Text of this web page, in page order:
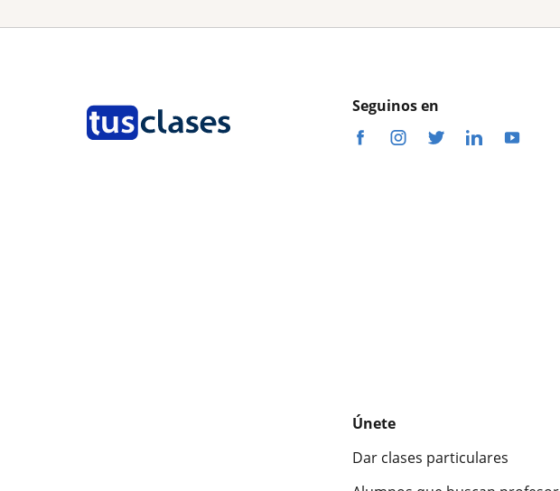
Seguinos en
Únete
Dar clases particulares